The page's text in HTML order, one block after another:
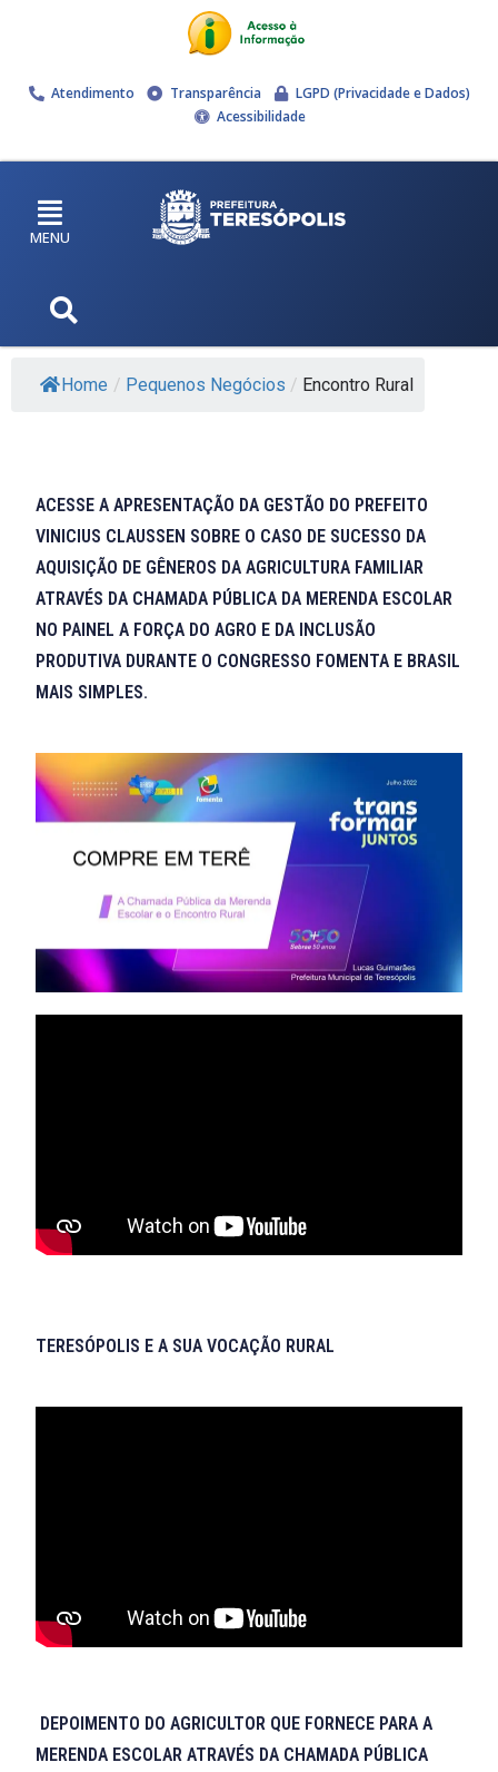
Atendimento Transparência
LGPD (Privacidade e Dados)
Acessibilidade
MENU
Home / Pequenos Negócios / Encontro Rural
ACESSE A APRESENTAÇÃO DA GESTÃO DO PREFEITO
VINICIUS CLAUSSEN SOBRE O CASO DE SUCESSO DA
AQUISIÇÃO DE GÊNEROS DA AGRICULTURA FAMILIAR
ATRAVÉS DA CHAMADA PÚBLICA DA MERENDA ESCOLAR
NO PAINEL A FORÇA DO AGRO E DA INCLUSÃO
PRODUTIVA DURANTE O CONGRESSO FOMENTA E BRASIL
MAIS SIMPLES.
TERESÓPOLIS E A SUA VOCAÇÃO RURAL
DEPOIMENTO DO AGRICULTOR QUE FORNECE PARA A
MERENDA ESCOLAR ATRAVÉS DA CHAMADA PÚBLICA